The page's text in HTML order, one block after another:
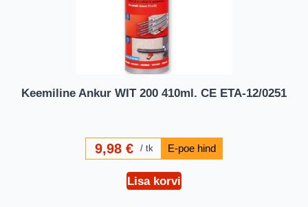
Keemiline Ankur WIT 200 410ml. CE ETA-12/0251
9,98€ tk
Lisa korvi